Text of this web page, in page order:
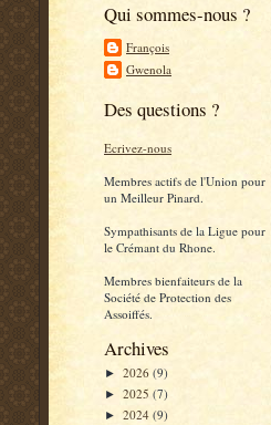
Qui sommes-nous ?
François
Gwenola
Des questions ?
Ecrivez-nous
Membres actifs de l'Union pour
un Meilleur Pinard.
Sympathisants de la Ligue pour
le Crémant du Rhone.
Membres bienfaiteurs de la
Société de Protection des
Assoiffés.
Archives
► 2026 (9)
► 2025 (7)
► 2024 (9)